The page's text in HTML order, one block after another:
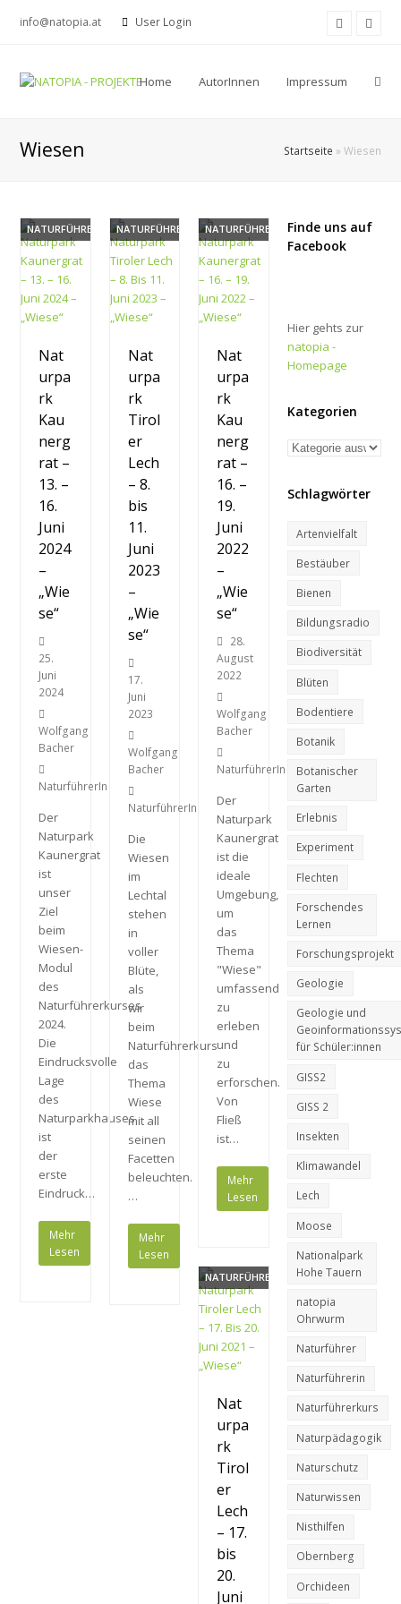
info@natopia.at User Login Facebook
Home AutorInnen Impressum
Wiesen Startseite » Wiesen
NATURFÜHRERIN
Nat
urpa
rk
Kau
nerg
rat –
13. –
16.
Juni
2024
–
„Wie
se“
25.
Juni
2024
Wolfgang
Bacher
NaturführerIn
Der
Naturpark
Kaunergrat
ist
unser
Ziel
beim
Wiesen-
Modul
des
Naturführerkurses
2024.
Die
Eindrucksvolle
Lage
des
Naturparkhauses
ist
der
erste
Eindruck…
Mehr
Lesen
NATURFÜHRERIN
Nat
urpa
rk
Tirol
er
Lech
– 8.
bis
11.
Juni
2023
–
„Wie
se“
17.
Juni
2023
Wolfgang
Bacher
NaturführerIn
Die
Wiesen
im
Lechtal
stehen
in
voller
Blüte,
als
wir
beim
Naturführerkurs
das
Thema
Wiese
mit all
seinen
Facetten
beleuchten.
…
Mehr
Lesen
NATURFÜHRERIN
Nat
urpa
rk
Kau
nerg
rat –
16. –
19.
Juni
2022
–
„Wie
se“
28.
August
2022
Wolfgang
Bacher
NaturführerIn
Der
Naturpark
Kaunergrat
ist die
ideale
Umgebung,
um
das
Thema
"Wiese"
umfassend
zu
erleben
und
zu
erforschen.
Von
Fließ
ist…
Mehr
Lesen
NATURFÜHRERIN
Nat
urpa
rk
Tirol
er
Lech
– 17.
bis
20.
Juni
Finde uns auf
Facebook
Hier gehts zur
natopia -
Homepage
Kategorien
Kategorien
Schlagwörter
Artenvielfalt
Bestäuber
Bienen
Bildungsradio
Biodiversität
Blüten
Bodentiere
Botanik
Botanischer
Garten
Erlebnis
Experiment
Flechten
Forschendes
Lernen
Forschungsprojekt
Geologie
Geologie und
für Schüler:innen
GISS2
GISS 2
Insekten
Klimawandel
Lech
Moose
Nationalpark
Hohe Tauern
natopia
Ohrwurm
Naturführer
Naturführerin
Naturführerkurs
Naturpädagogik
Naturschutz
Naturwissen
Nisthilfen
Obernberg
Orchideen